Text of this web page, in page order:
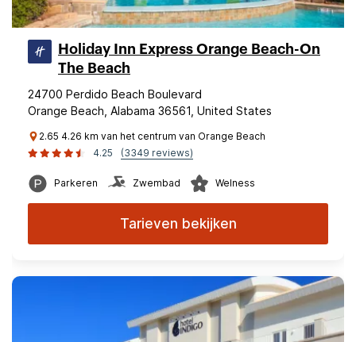
Holiday Inn Express Orange Beach-On
The Beach
24700 Perdido Beach Boulevard
Orange Beach, Alabama 36561, United States
2.65 4.26 km van het centrum van Orange Beach
4.25
(3349 reviews)
Parkeren Zwembad Welness
Tarieven bekijken